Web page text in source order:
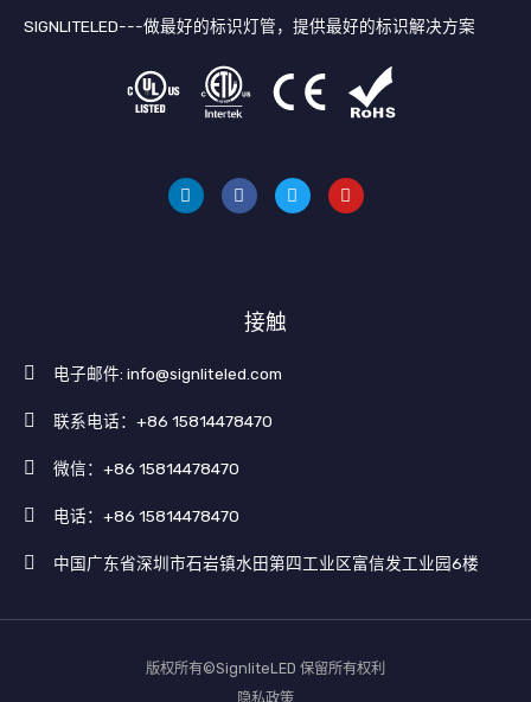
SIGNLITELED---做最好的标识灯管，提供最好的标识解决方案
c
e
b
喳
喳
u
T
u
接触
电子邮件: info@signliteled.com
联系电话：+86 15814478470
微信：+86 15814478470
电话：+86 15814478470
中国广东省深圳市石岩镇水田第四工业区富信发工业园6楼
版权所有©SignliteLED 保留所有权利
隐私政策